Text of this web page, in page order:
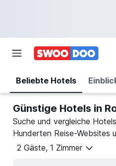
Beliebte Hotels
Günstige Hotels in
Suche und vergleiche
Hunderten Reise-Websites
2 Gäste, 1 Zimmer